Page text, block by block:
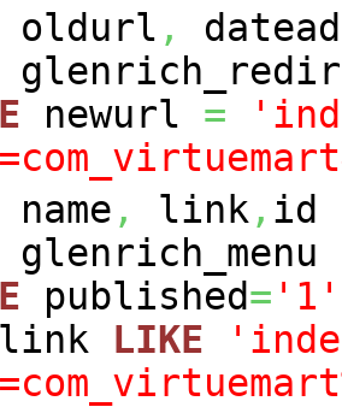
oldurl ,
newurl =
name , link, id
glenrich_menu
published= '1'
LIKE